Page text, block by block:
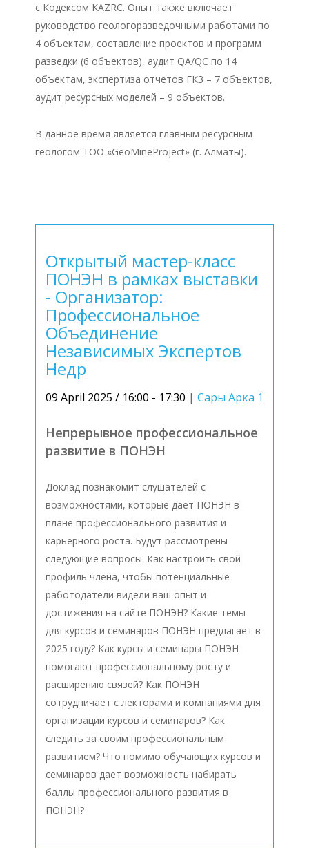
с Кодексом KAZRC. Опыт также включает
руководство геологоразведочными работами по
4 объектам, составление проектов и программ
разведки (6 объектов), аудит QA/QC по 14
объектам, экспертиза отчетов ГКЗ – 7 объектов,
аудит ресурсных моделей – 9 объектов.
В данное время является главным ресурсным
геологом ТОО «GeoMineProject» (г. Алматы).
Открытый мастер-класс
ПОНЭН в рамках выставки
- Организатор:
Профессиональное
Объединение
Независимых Экспертов
Недр
09 April 2025 / 16:00 - 17:30 | Сары Арка 1
Непрерывное профессиональное
развитие в ПОНЭН
Доклад познакомит слушателей с
возможностями, которые дает ПОНЭН в
плане профессионального развития и
карьерного роста. Будут рассмотрены
следующие вопросы. Как настроить свой
профиль члена, чтобы потенциальные
работодатели видели ваш опыт и
достижения на сайте ПОНЭН? Какие темы
для курсов и семинаров ПОНЭН предлагает в
2025 году? Как курсы и семинары ПОНЭН
помогают профессиональному росту и
расширению связей? Как ПОНЭН
сотрудничает с лекторами и компаниями для
организации курсов и семинаров? Как
следить за своим профессиональным
развитием? Что помимо обучающих курсов и
семинаров дает возможность набирать
баллы профессионального развития в
ПОНЭН?